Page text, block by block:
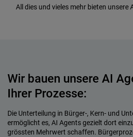
All dies und vieles mehr bieten unsere
Wir bauen unsere AI
Ihrer Prozesse:
Die Unterteilung in Bürger-, Kern- und
ermöglicht es, AI Agents gezielt dort
grössten Mehrwert schaffen.